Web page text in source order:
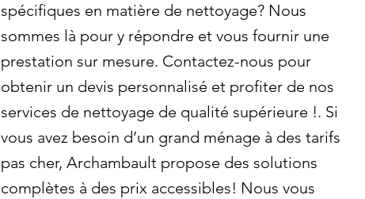
spécifiques en matière de nettoyage? Nous
sommes là pour y répondre et vous fournir une
prestation sur mesure. Contactez-nous pour
obtenir un devis personnalisé et profiter de nos
services de nettoyage de qualité supérieure !. Si
vous avez besoin d’un grand ménage à des tarifs
pas cher, Archambault propose des solutions
complètes à des prix accessibles! Nous vous